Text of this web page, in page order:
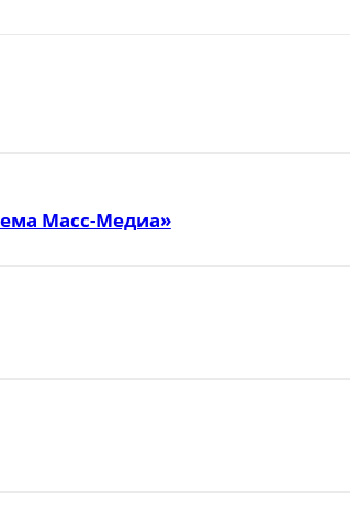
Масс-Медиа»